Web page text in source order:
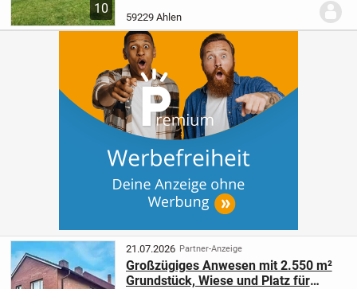
10
Familienhauses mit insgesamt 378 m²
Wohnfläche, Vollkeller, Trockenboden und
Parkmöglichkeiten...
59229 Ahlen
21.07.2026 Partner-Anzeige
Großzügiges Anwesen mit 2.550 m²
Grundstück, Wiese und Platz für